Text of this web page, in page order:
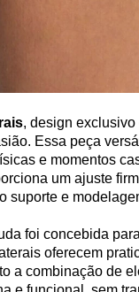
, design
Essa peça
e momentos
um ajuste
suporte e
foi concebida
oferecem
a combinação de